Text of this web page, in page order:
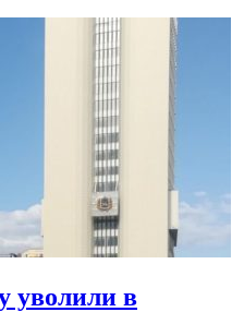
уволили в